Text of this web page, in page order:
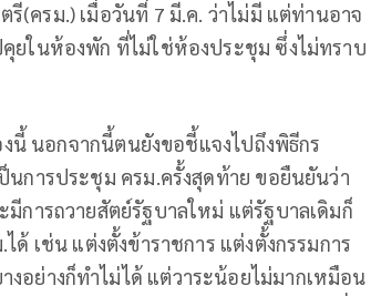
(ครม.) เมื่อวันที่ 7 มี.ค. ว่าไม่มี แต่ท่านอาจ
ยในห้องพัก ที่ไม่ใช่ห้องประชุม ซึ่งไม่ทราบ
นี้ นอกจากนี้ตนยังขอชี้แจงไปถึงพิธีกร
การประชุม ครม.ครั้งสุดท้าย ขอยืนยันว่า
การถวายสัตย์รัฐบาลใหม่ แต่รัฐบาลเดิมก็
เช่น แต่งตั้งข้าราชการ แต่งตั้งกรรมการ
อย่างก็ทำไม่ได้ แต่วาระน้อยไม่มากเหมือน